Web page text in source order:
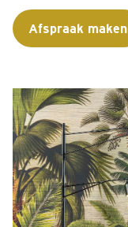
Afspraak maken